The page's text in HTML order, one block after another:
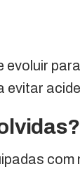
evitar